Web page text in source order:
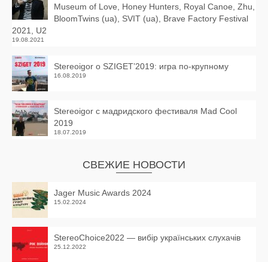
Museum of Love, Honey Hunters, Royal Canoe, Zhu,
BloomTwins (ua), SVIT (ua), Brave Factory Festival
2021, U2
19.08.2021
Stereoigor о SZIGET’2019: игра по-крупному
16.08.2019
Stereoigor с мадридского фестиваля Mad Cool
2019
18.07.2019
СВЕЖИЕ НОВОСТИ
Jager Music Awards 2024
15.02.2024
StereoChoice2022 — вибір українських слухачів
25.12.2022